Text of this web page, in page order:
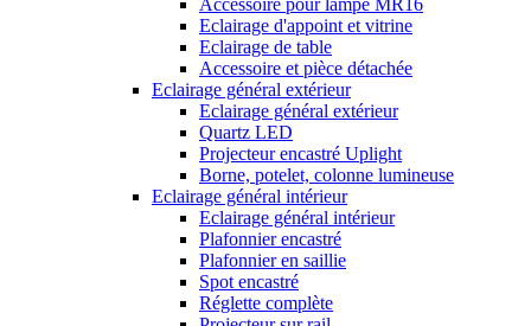
Accessoire pour lampe MR16
Eclairage d'appoint et vitrine
Eclairage de table
Accessoire et pièce détachée
Eclairage général extérieur
Eclairage général extérieur
Quartz LED
Projecteur encastré Uplight
Borne, potelet, colonne lumineuse
Eclairage général intérieur
Eclairage général intérieur
Plafonnier encastré
Plafonnier en saillie
Spot encastré
Réglette complète